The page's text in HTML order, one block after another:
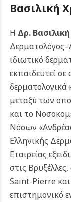
Βασιλική
Η Δρ.
ιδιωτικό
εκπαιδευτεί
δερματολογικά
μεταξύ των
και το
Νόσων
Ελληνικής
Εταιρείας
στις
Saint-Pierre και
επιστημονικό